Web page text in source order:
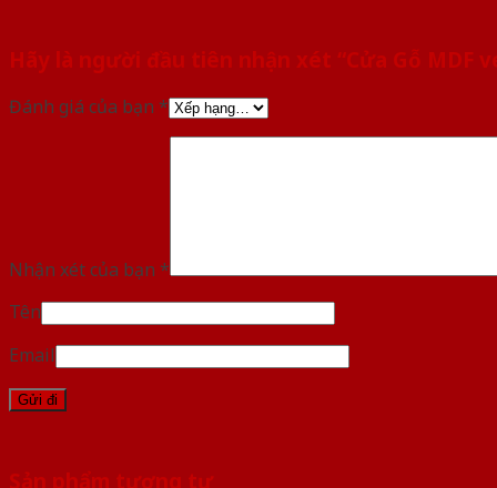
Hãy là người đầu tiên nhận xét “Cửa Gỗ MDF
Đánh giá của bạn *
Nhận xét của bạn *
Tên
Email
Sản phẩm tương tự